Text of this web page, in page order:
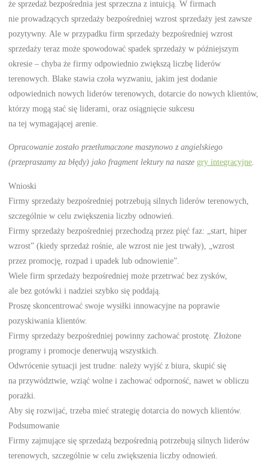
że sprzedaż bezpośrednia jest sprzeczna z intuicją. W firmach
nie prowadzących sprzedaży bezpośredniej wzrost sprzedaży jest zawsze
pozytywny. Ale w przypadku firm sprzedaży bezpośredniej wzrost
sprzedaży teraz może spowodować spadek sprzedaży w późniejszym
okresie – chyba że firmy odpowiednio zwiększą liczbę liderów
terenowych. Blake stawia czoła wyzwaniu, jakim jest dodanie
odpowiednich nowych liderów terenowych, dotarcie do nowych klientów,
którzy mogą stać się liderami, oraz osiągnięcie sukcesu
na tej wymagającej arenie.
Opracowanie zostało przetłumaczone maszynowo z angielskiego
(przepraszamy za błędy) jako fragment lektury na nasze gry integracyjne.
Wnioski
Firmy sprzedaży bezpośredniej potrzebują silnych liderów terenowych,
szczególnie w celu zwiększenia liczby odnowień.
Firmy sprzedaży bezpośredniej przechodzą przez pięć faz: „start, hiper
wzrost” (kiedy sprzedaż rośnie, ale wzrost nie jest trwały), „wzrost
przez promocję, rozpad i upadek lub odnowienie”.
Wiele firm sprzedaży bezpośredniej może przetrwać bez zysków,
ale bez gotówki i nadziei szybko się poddają.
Proszę skoncentrować swoje wysiłki innowacyjne na poprawie
pozyskiwania klientów.
Firmy sprzedaży bezpośredniej powinny zachować prostotę. Złożone
programy i promocje denerwują wszystkich.
Odwrócenie sytuacji jest trudne: należy wyjść z biura, skupić się
na przywództwie, wziąć wolne i zachować odporność, nawet w obliczu
porażki.
Aby się rozwijać, trzeba mieć strategię dotarcia do nowych klientów.
Podsumowanie
Firmy zajmujące się sprzedażą bezpośrednią potrzebują silnych liderów
terenowych, szczególnie w celu zwiększenia liczby odnowień.